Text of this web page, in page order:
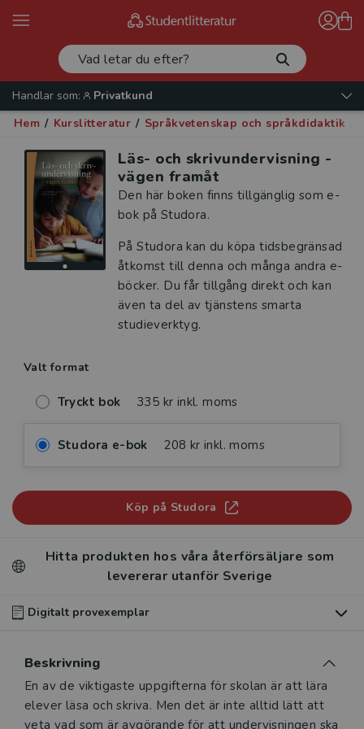
Handlar som:
Privatkund
Hem / Kurslitteratur / Språkvetenskap och språkdidaktik
Läs- och skrivundervisning -
vägen framåt
Den här boken finns tillgänglig som e-
bok på Studora.
På Studora kan du köpa tidsbegränsad
åtkomst till denna och många andra e-
böcker. Du får tillgång direkt och kan
även ta del av tjänstens smarta
studieverktyg.
Valt format
Tryckt bok 335 kr inkl. moms
Studora e-bok 208 kr inkl. moms
Köp på Studora
Hitta produkten hos våra återförsäljare som
levererar utanför Sverige
Digitalt provexemplar
digitalt provexemplar av den här produkten
Våra digitala provexemplar tillhandahålls via Studora.se
och ger dig tillgång till boken under 180 dagar. Observera
Beskrivning
Beskrivning
En av de viktigaste uppgifterna för skolan är att lära
elever läsa och skriva. Men det är inte alltid lätt att
veta vad som är avgörande för att undervisningen ska